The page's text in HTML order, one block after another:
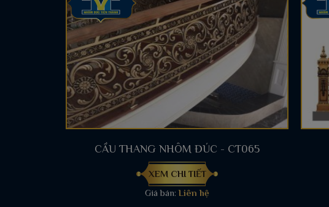
CẦU THANG NHÔM ĐÚC - CT065
XEM CHI TIẾT
Giá bán:Liên hệ